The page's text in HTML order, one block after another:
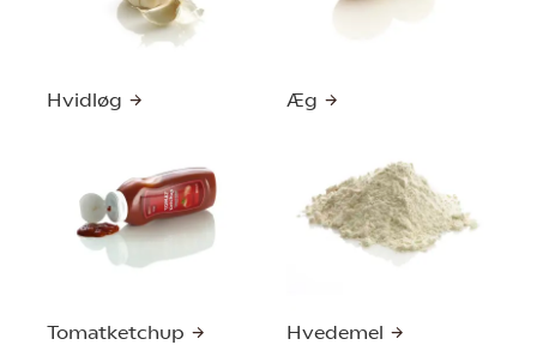
Hvidløg Æg
Tomatketchup Hvedemel